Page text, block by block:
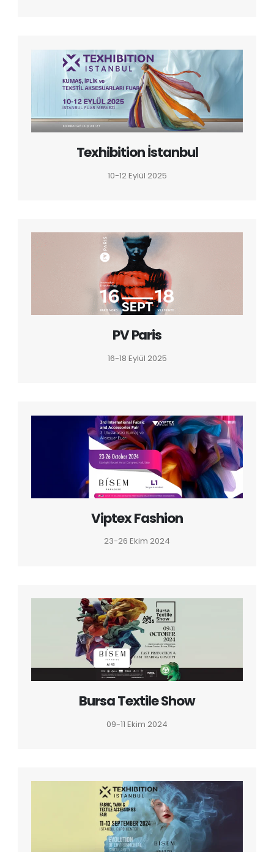
Texhibition İstanbul
10-12 Eylül 2025
PV Paris
16-18 Eylül 2025
Viptex Fashion
23-26 Ekim 2024
Bursa Textile Show
09-11 Ekim 2024